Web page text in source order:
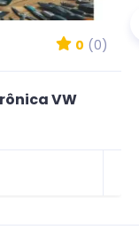
0 (0)
VW